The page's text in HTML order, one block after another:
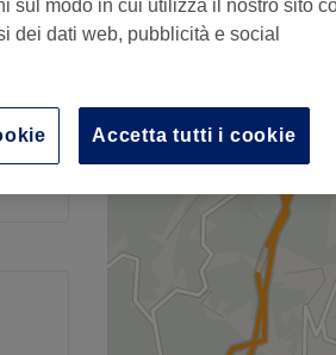
€ 15
sul modo in cui utilizza il nostro sito
dei dati web, pubblicità e social
Accetta tutti i cookie